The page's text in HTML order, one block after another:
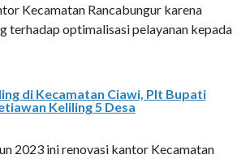
Kecamatan Rancabungur karena
terhadap optimalisasi pelayanan kepada
di Kecamatan Ciawi, Plt Bupati
Keliling 5 Desa
2023 ini renovasi kantor Kecamatan